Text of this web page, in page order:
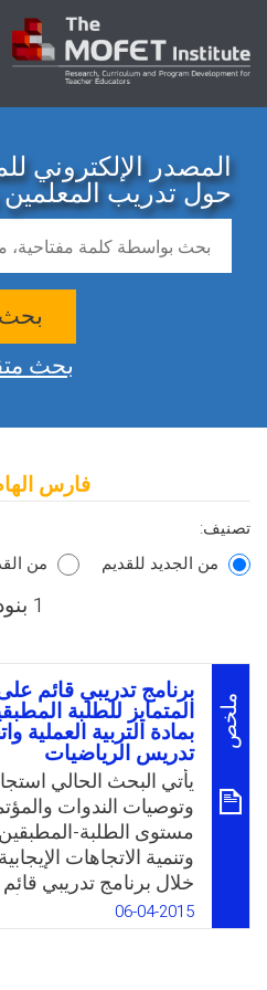
المصدر الإلكتروني
حول تدريب المعلمين
بحث
بحث
فارس
تصنيف:
من الجديد للقديم
من
1 بنود
ملخص
برنامج تدريبي قائم
المتمايز للطلبة
بمادة التربية العملية
تدريس الرياضيات
يأتي البحث الحالي
وتوصيات الندوات
مستوى الطلبة-
وتنمية الاتجاهات
خلال برنامج تدريبي
التعليم المتمايز
المتعلم وخبراته
06-04-2015